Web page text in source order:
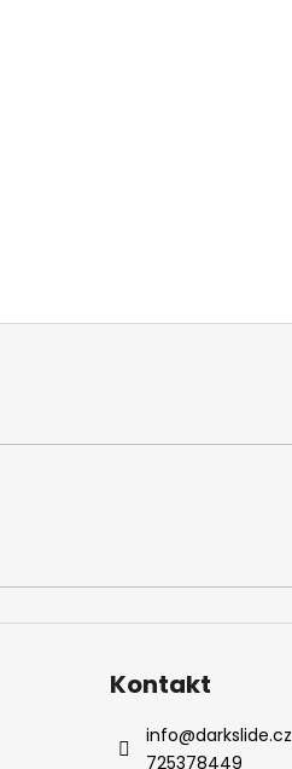
Kontakt
info@darkslide.cz
725378449